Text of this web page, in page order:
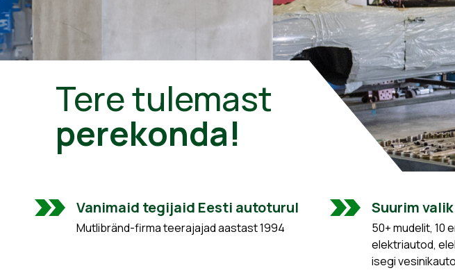
Tere tulemast
perekonda!
Vanimaid tegijaid Eesti autoturul
Mutlibränd-firma teerajajad aastast 1994
Suurim
50+ mudelit, 10
elektriautod,
isegi